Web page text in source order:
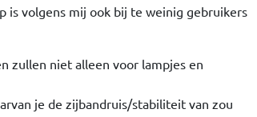
is volgens mij ook bij te weinig gebruikers
zullen niet alleen voor lampjes en
je de zijbandruis/stabiliteit van zou